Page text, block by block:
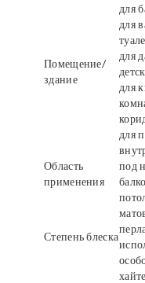
Помещение/
здание
для
для
для
для
для
Область
применения
под
Степень блеска